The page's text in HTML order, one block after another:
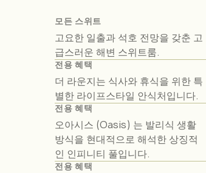
모든 스위트
고요한 일출과 석호 전망을 갖춘 고
급스러운 해변 스위트룸.
전용 혜택
더 라운지는 식사와 휴식을 위한 특
별한 라이프스타일 안식처입니다.
전용 혜택
오아시스 (Oasis) 는 발리식 생활
방식을 현대적으로 해석한 상징적
인 인피니티 풀입니다.
전용 혜택